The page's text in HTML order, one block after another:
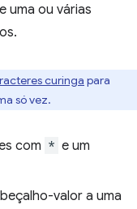
uma ou várias
curinga para
só vez.
com * e um
valor a uma